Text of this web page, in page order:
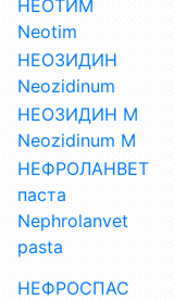
НЕОТИМ
Neotim
НЕОЗИДИН
Neozidinum
НЕОЗИДИН М
Neozidinum M
НЕФРОЛАНВЕТ
паста
Nephrolanvet
pasta
НЕФРОСПАС